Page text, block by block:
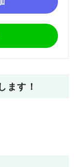
ます！